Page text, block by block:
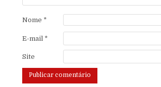
Nome *
E-mail *
Site